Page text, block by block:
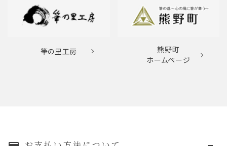
筆の里工房
熊野町
ホームページ